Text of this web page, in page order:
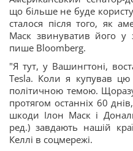
що більше не буде
сталося після того, як
Маск звинуватив його у
пише Bloomberg.
"Я тут, у Вашингтоні,
Tesla. Коли я купував
політичною темою.
протягом останніх 60
шкоди Ілон Маск і
ред.) завдають нашій
Келлі в соцмережі.